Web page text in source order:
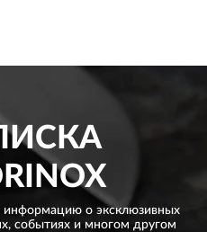
информацию о эксклюзивных
событиях и многом другом